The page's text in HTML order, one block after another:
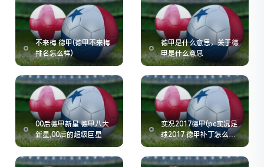
不来梅 德甲(德甲不来梅
排名怎么样)
德甲是什么意思，关于德
甲是什么意思
00后德甲新星 德甲八大
新星,00后的超级巨星
实况2017德甲(pc实况足
球2017 德甲补丁怎么导
入)